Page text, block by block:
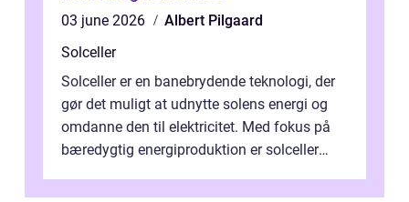
03 june 2026
Albert Pilgaard
Solceller
Solceller er en banebrydende teknologi, der
gør det muligt at udnytte solens energi og
omdanne den til elektricitet. Med fokus på
bæredygtig energiproduktion er solceller